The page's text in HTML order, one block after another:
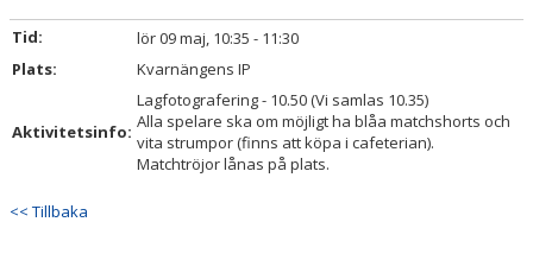
BILDGALLERI
DOKUMENT
Tid:
lör 09 maj, 10:35 - 11:30
Plats:
Kvarnängens IP
Aktivitetsinfo:
Lagfotografering - 10.50 (Vi samlas 10.35)
Alla spelare ska om möjligt ha blåa matchshorts och
vita strumpor (finns att köpa i cafeterian).
Matchtröjor lånas på plats.
<< Tillbaka